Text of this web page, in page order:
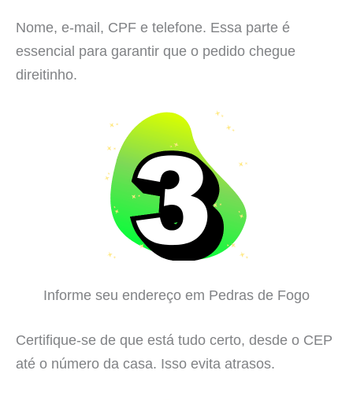
Nome, e-mail, CPF e telefone. Essa parte é
essencial para garantir que o pedido chegue
direitinho.
Informe seu endereço em Pedras de Fogo
Certifique-se de que está tudo certo, desde o CEP
até o número da casa. Isso evita atrasos.